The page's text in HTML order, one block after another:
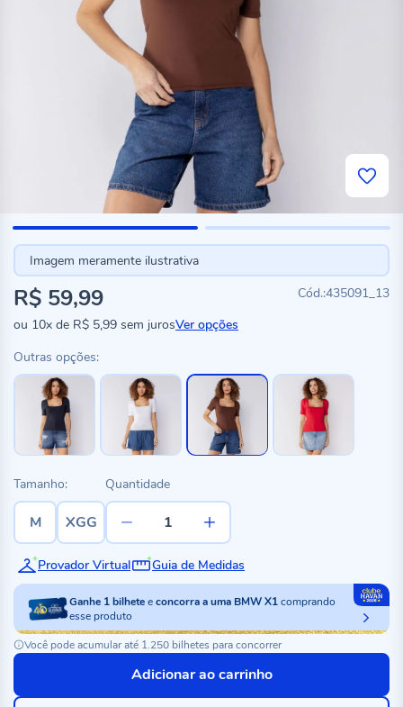
Imagem meramente ilustrativa
435091_13
R$ 59,99
ou 10x de R$ 5,99 sem jurosVer opções
Outras opções:
Tamanho:
M XGG
Quantidade
Provador Virtual Guia de Medidas
Ganhe 1bilheteeconcorra a uma BMW X1comprando
esse produto
Você pode acumular até 1.250 bilhetes para concorrer
Adicionar ao carrinho